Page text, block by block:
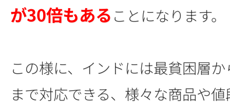
が30倍もあることになります。
この様に、インドには最貧困層
まで対応できる、様々な商品や